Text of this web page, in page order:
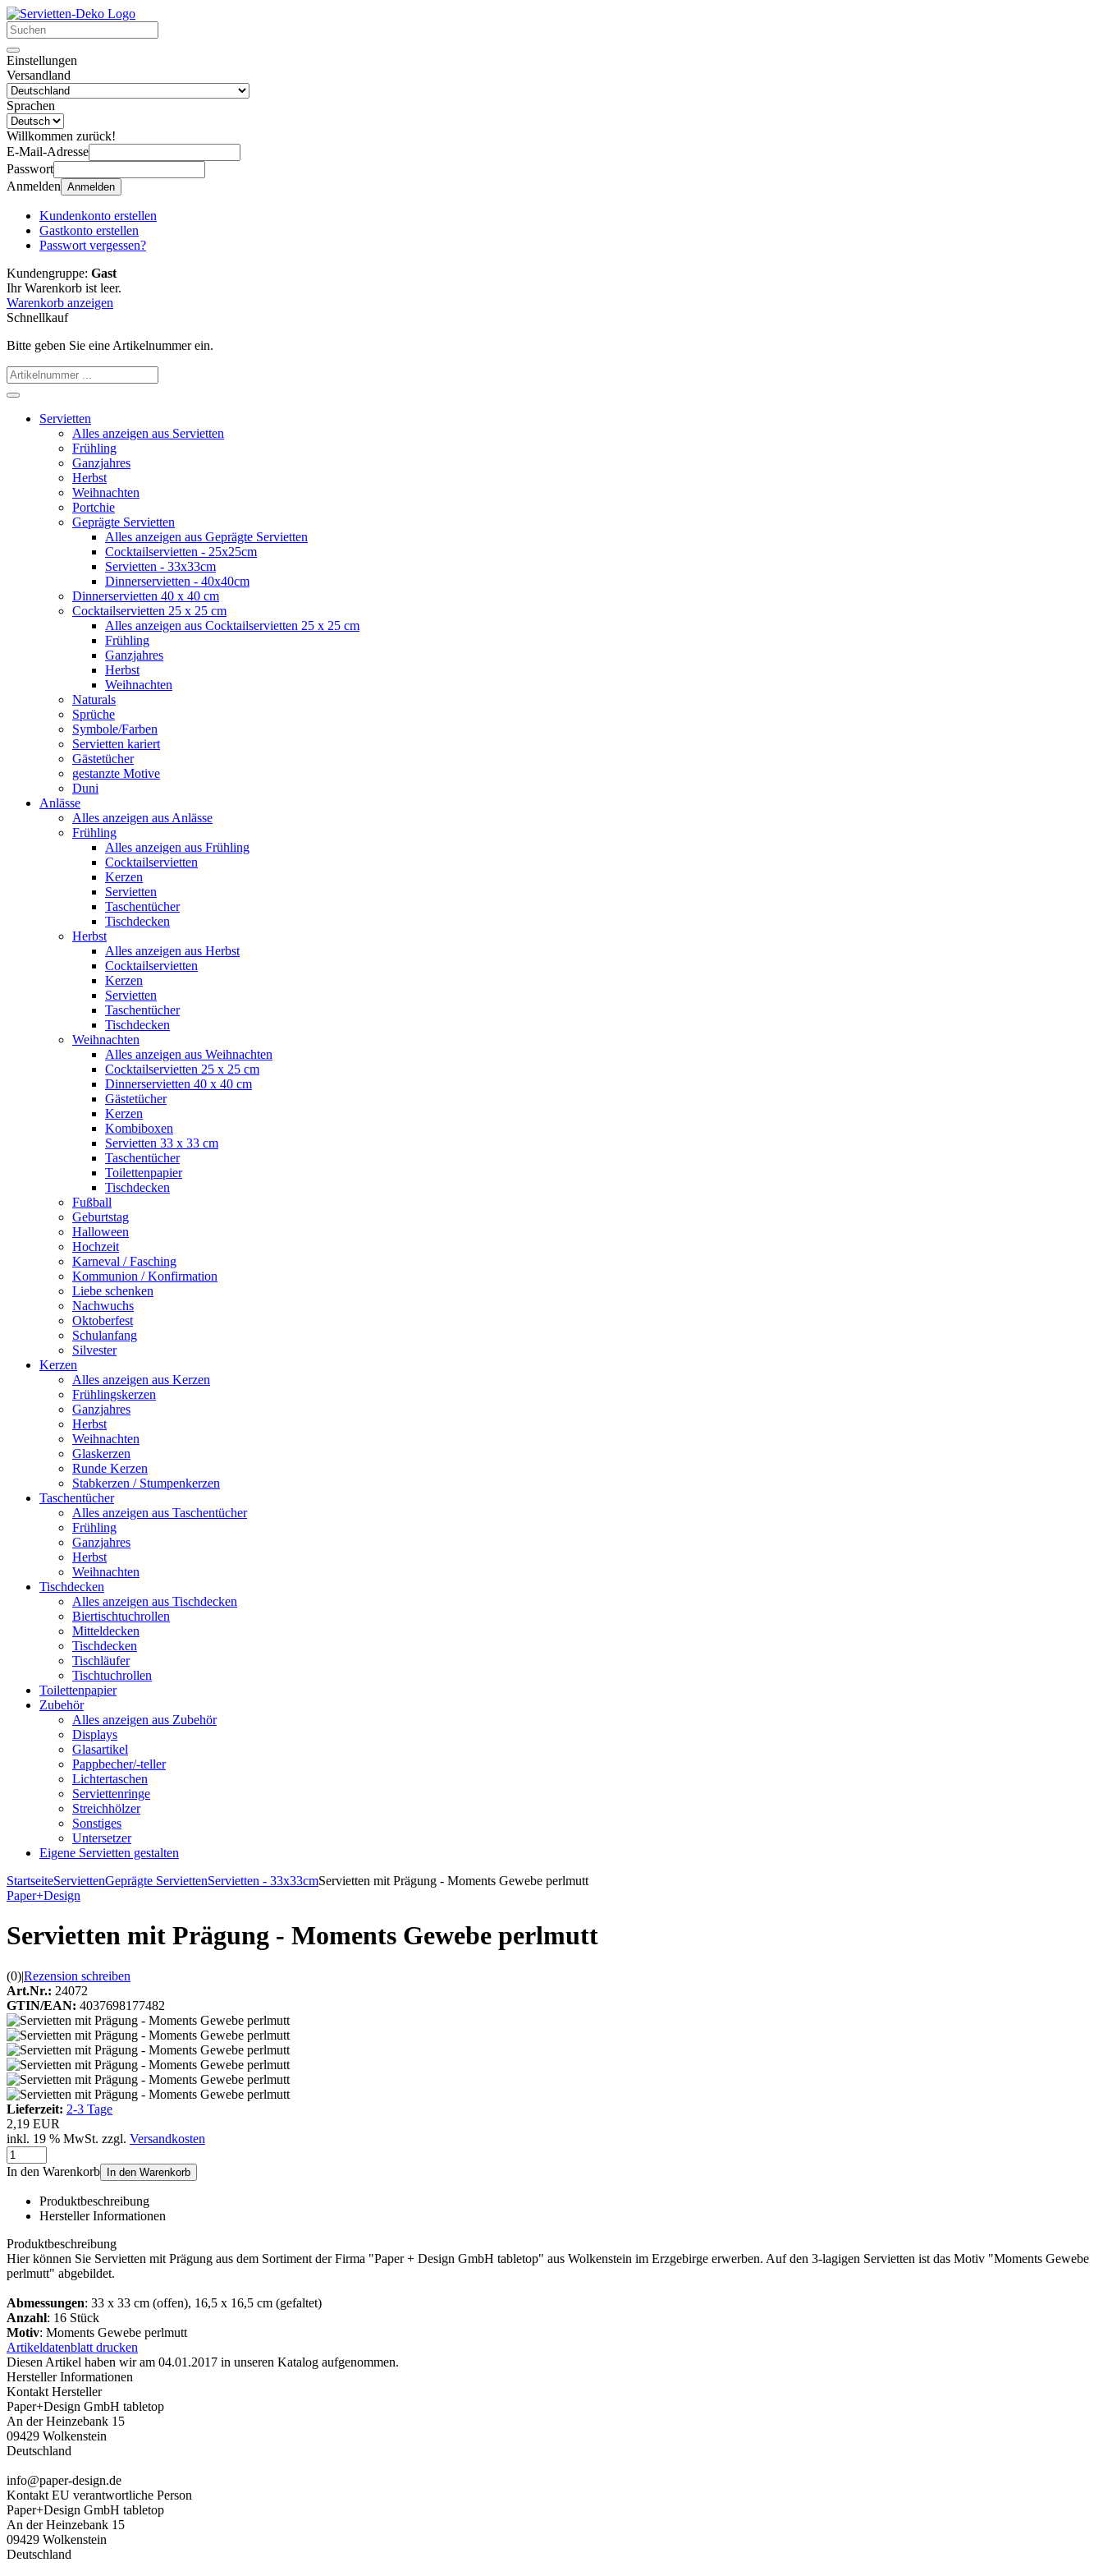
Einstellungen
Versandland
Sprachen
Willkommen zurück!
E-Mail-Adresse
Passwort
Anmelden Anmelden
Kundenkonto erstellen
Gastkonto erstellen
Passwort vergessen?
Kundengruppe: Gast
Ihr Warenkorb ist leer.
Warenkorb anzeigen
Schnellkauf
Bitte geben Sie eine Artikelnummer ein.
Servietten
Alles anzeigen aus Servietten
Frühling
Ganzjahres
Herbst
Weihnachten
Portchie
Geprägte Servietten
Alles anzeigen aus Geprägte Servietten
Cocktailservietten - 25x25cm
Servietten - 33x33cm
Dinnerservietten - 40x40cm
Dinnerservietten 40 x 40 cm
Cocktailservietten 25 x 25 cm
Alles anzeigen aus Cocktailservietten 25 x 25 cm
Frühling
Ganzjahres
Herbst
Weihnachten
Naturals
Sprüche
Symbole/Farben
Servietten kariert
Gästetücher
gestanzte Motive
Duni
Anlässe
Alles anzeigen aus Anlässe
Frühling
Alles anzeigen aus Frühling
Cocktailservietten
Kerzen
Servietten
Taschentücher
Tischdecken
Herbst
Alles anzeigen aus Herbst
Cocktailservietten
Kerzen
Servietten
Taschentücher
Tischdecken
Weihnachten
Alles anzeigen aus Weihnachten
Cocktailservietten 25 x 25 cm
Dinnerservietten 40 x 40 cm
Gästetücher
Kerzen
Kombiboxen
Servietten 33 x 33 cm
Taschentücher
Toilettenpapier
Tischdecken
Fußball
Geburtstag
Halloween
Hochzeit
Karneval / Fasching
Kommunion / Konfirmation
Liebe schenken
Nachwuchs
Oktoberfest
Schulanfang
Silvester
Kerzen
Alles anzeigen aus Kerzen
Frühlingskerzen
Ganzjahres
Herbst
Weihnachten
Glaskerzen
Runde Kerzen
Stabkerzen / Stumpenkerzen
Taschentücher
Alles anzeigen aus Taschentücher
Frühling
Ganzjahres
Herbst
Weihnachten
Tischdecken
Alles anzeigen aus Tischdecken
Biertischtuchrollen
Mitteldecken
Tischdecken
Tischläufer
Tischtuchrollen
Toilettenpapier
Zubehör
Alles anzeigen aus Zubehör
Displays
Glasartikel
Pappbecher/-teller
Lichtertaschen
Serviettenringe
Streichhölzer
Sonstiges
Untersetzer
Eigene Servietten gestalten
StartseiteServiettenGeprägte ServiettenServietten - 33x33cmServietten mit Prägung - Moments Gewebe perlmutt
Paper+Design
Servietten mit Prägung - Moments Gewebe perlmutt
(0)|Rezension schreiben
Art.Nr.: 24072
GTIN/EAN: 4037698177482
Lieferzeit: 2-3 Tage
2,19 EUR
inkl. 19 % MwSt. zzgl. Versandkosten
In den Warenkorb In den Warenkorb
Produktbeschreibung
Hersteller Informationen
Produktbeschreibung
Hier können Sie Servietten mit Prägung aus dem Sortiment der Firma "Paper + Design GmbH tabletop" aus Wolkenstein im Erzgebirge erwerben. Auf den 3-lagigen Servietten ist das Motiv "Moments Gewebe
perlmutt" abgebildet.
Abmessungen: 33 x 33 cm (offen), 16,5 x 16,5 cm (gefaltet)
Anzahl: 16 Stück
Motiv: Moments Gewebe perlmutt
Artikeldatenblatt drucken
Diesen Artikel haben wir am 04.01.2017 in unseren Katalog aufgenommen.
Hersteller Informationen
Kontakt Hersteller
Paper+Design GmbH tabletop
An der Heinzebank 15
09429 Wolkenstein
Deutschland
info@paper-design.de
Kontakt EU verantwortliche Person
Paper+Design GmbH tabletop
An der Heinzebank 15
09429 Wolkenstein
Deutschland